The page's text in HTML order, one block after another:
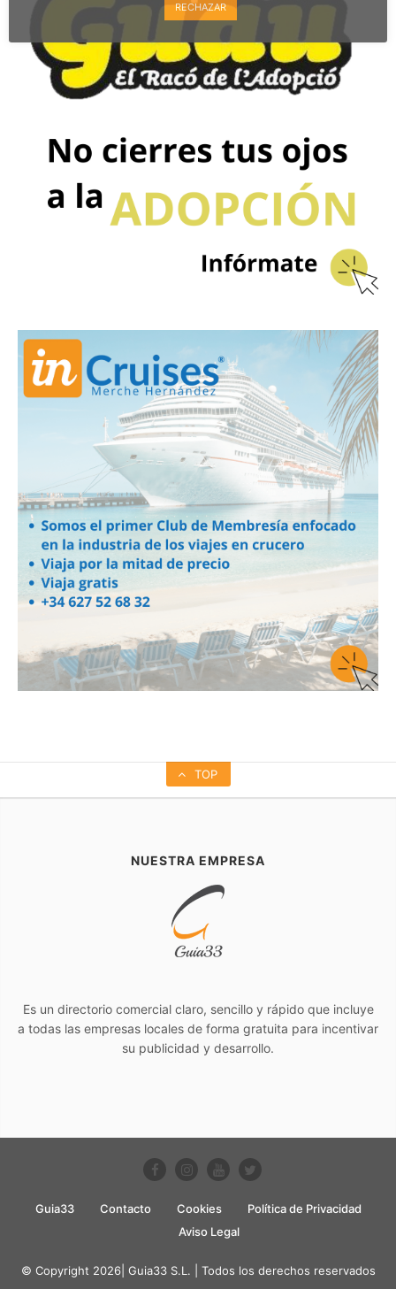
TOP
NUESTRA EMPRESA
Es un directorio comercial claro, sencillo y rápido que incluye
a todas las empresas locales de forma gratuita para incentivar
su publicidad y desarrollo.
Guia33 Contacto Cookies
Política de Privacidad
Aviso Legal
© Copyright 2026| Guia33 S.L. | Todos los derechos reservados
RECHAZAR